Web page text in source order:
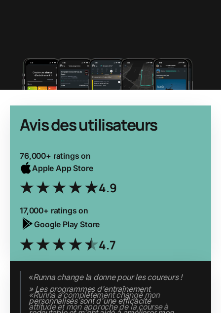
Avis des utilisateurs
76,000+ ratings on
Apple App Store
4.9
17,000+ ratings on
Google Play Store
4.7
«Runna a complètement changé mon
attitude et mon approche de la course à